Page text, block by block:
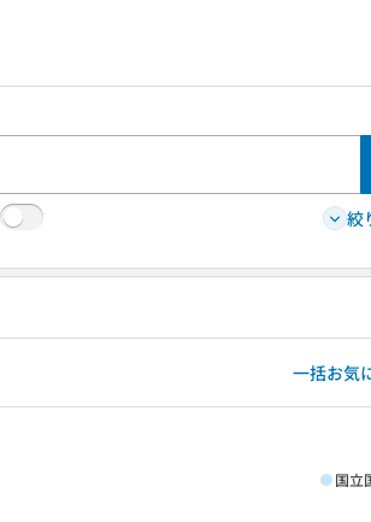
絞
一括お気
国立